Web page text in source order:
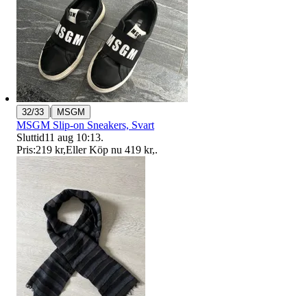
32/33 | MSGM
MSGM Slip-on Sneakers, Svart
Sluttid11 aug 10:13.
Pris:219 kr,Eller Köp nu 419 kr,.